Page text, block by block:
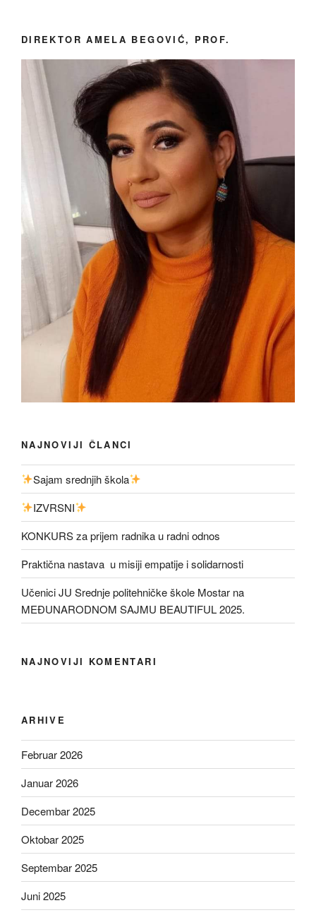
DIREKTOR AMELA BEGOVIĆ, PROF.
NAJNOVIJI ČLANCI
Sajam srednjih škola
IZVRSNI
KONKURS za prijem radnika u radni odnos
Praktična nastava u misiji empatije i solidarnosti
Učenici JU Srednje politehničke škole Mostar na
MEĐUNARODNOM SAJMU BEAUTIFUL 2025.
NAJNOVIJI KOMENTARI
ARHIVE
Februar 2026
Januar 2026
Decembar 2025
Oktobar 2025
Septembar 2025
Juni 2025